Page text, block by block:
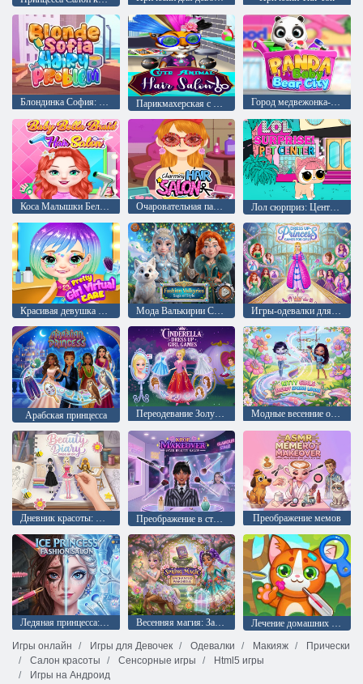
Блондинка София: Проблемы с волосами Город медвежонка-панды
Коса Малышки Беллы Парикмахерская Очаровательная парикмахерская Лол сюрприз: Центр домашних животных
Красивая девушка Виртуальная помощь Мода Валькирии Сага о стиле Игры-одевалки для девочек
Арабская принцесса Переодевание Золушки Модные весенние образы для девочек-кошек
Дневник красоты: Переодевание своими руками Преображение в стиле К-Поп: Салон красоты Преображение мемов
Ледяная принцесса: Модный салон Весенняя магия: Зачарованный шкаф
Лечение домашних животных
Игры онлайн
Игры для Девочек Одевалки Макияж
Прически
Салон красоты
Сенсорные игры
Html5 игры
Игры на Андроид